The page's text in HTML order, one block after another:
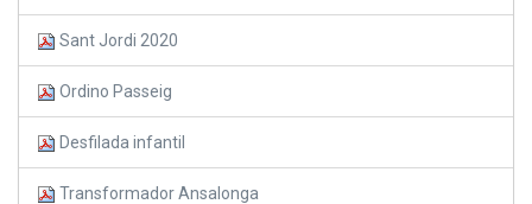
Sant Jordi 2020
Ordino Passeig
Desfilada infantil
Transformador Ansalonga